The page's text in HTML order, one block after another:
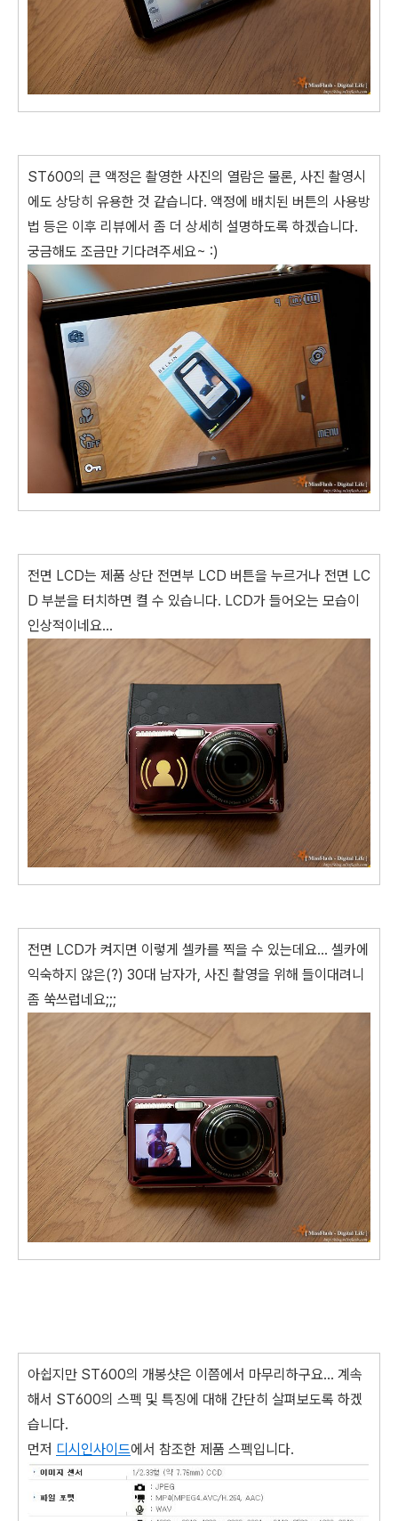
ST600의 큰 액정은 촬영한 사진의 열람은 물론, 사진 촬영시
에도 상당히 유용한 것 같습니다. 액정에 배치된 버튼의 사용방
법 등은 이후 리뷰에서 좀 더 상세히 설명하도록 하겠습니다.
궁금해도 조금만 기다려주세요~ :)
전면 LCD는 제품 상단 전면부 LCD 버튼을 누르거나 전면 LC
D 부분을 터치하면 켤 수 있습니다. LCD가 들어오는 모습이
인상적이네요...
전면 LCD가 켜지면 이렇게 셀카를 찍을 수 있는데요... 셀카에
익숙하지 않은(?) 30대 남자가, 사진 촬영을 위해 들이대려니
좀 쑥쓰럽네요;;;
아쉽지만 ST600의 개봉샷은 이쯤에서 마무리하구요... 계속
해서 ST600의 스펙 및 특징에 대해 간단히 살펴보도록 하겠
습니다.
먼저 디시인사이드에서 참조한 제품 스펙입니다.